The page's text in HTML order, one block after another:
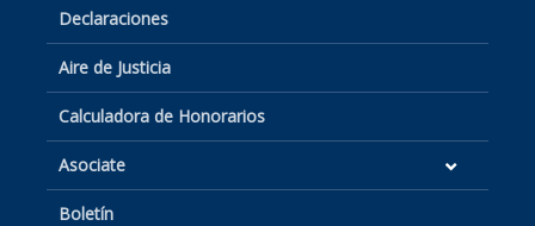
Declaraciones
Aire de Justicia
Calculadora de Honorarios
Asociate
Boletín